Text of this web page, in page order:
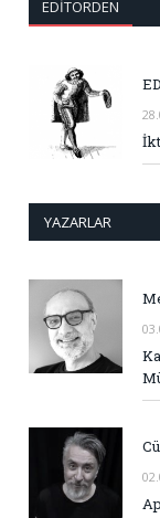
EDITÖRDEN
YAZARLAR